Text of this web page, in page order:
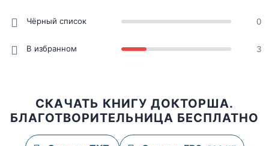
Чёрный список 0
В избранном 3
СКАЧАТЬ КНИГУ ДОКТОРША.
БЛАГОТВОРИТЕЛЬНИЦА БЕСПЛАТНО